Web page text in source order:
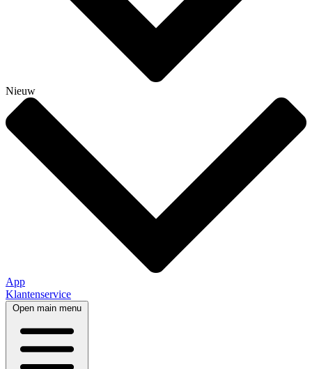
Nieuw
App
Klantenservice
Open main menu